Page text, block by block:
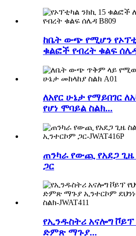
ከቤት ውጭ የሚሆን
ቁልፎች የብረት ቁልፍ
ለአየር ሁኔታ የማይበገር
የሆነ ሞባይል ስልክ...
ጠንካራ የውጪ የአደጋ ጊዜ
ጋር
የኢንዱስትሪ አናሎግ ቮይፕ
ድምጽ ማጉያ...